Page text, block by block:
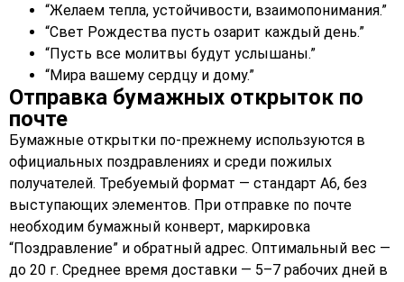
“Желаем тепла, устойчивости, взаимопонимания.”
“Свет Рождества пусть озарит каждый день.”
“Пусть все молитвы будут услышаны.”
“Мира вашему сердцу и дому.”
Отправка бумажных открыток по
почте
Бумажные открытки по-прежнему используются в
официальных поздравлениях и среди пожилых
получателей. Требуемый формат — стандарт A6, без
выступающих элементов. При отправке по почте
необходим бумажный конверт, маркировка
“Поздравление” и обратный адрес. Оптимальный вес —
до 20 г. Среднее время доставки — 5–7 рабочих дней в